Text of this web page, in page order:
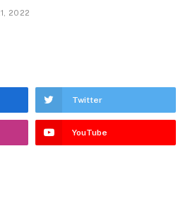
2022
Twitter
YouTube